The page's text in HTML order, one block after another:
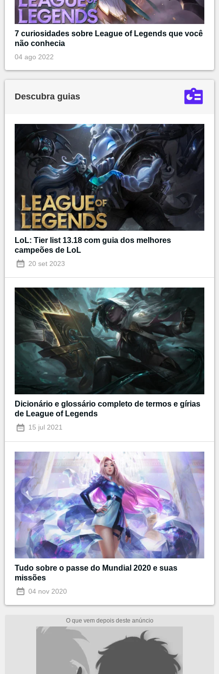
7 curiosidades sobre League of Legends que você
não conhecia
04 ago 2022
Descubra guias
LoL: Tier list 13.18 com guia dos melhores
campeões de LoL
20 set 2023
Dicionário e glossário completo de termos e gírias
de League of Legends
15 jul 2021
Tudo sobre o passe do Mundial 2020 e suas
missões
04 nov 2020